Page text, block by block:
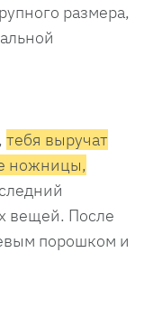
размера,
тебя выручат
ножницы,
вещей. После
порошком и